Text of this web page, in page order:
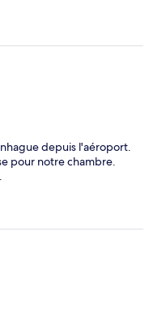
depuis l'aéroport.
pour notre chambre.